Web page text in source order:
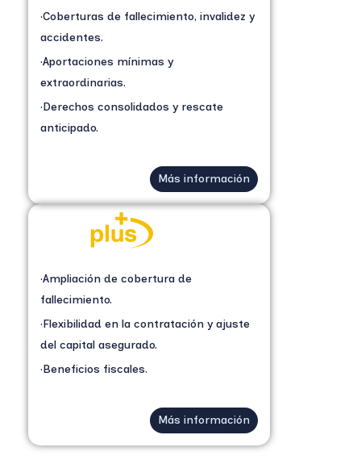
·Coberturas de fallecimiento, invalidez y
accidentes.
·Aportaciones mínimas y
extraordinarias.
·Derechos consolidados y rescate
anticipado.
Más información
·Ampliación de cobertura de
fallecimiento.
·Flexibilidad en la contratación y ajuste
del capital asegurado.
·Beneficios fiscales.
Más información